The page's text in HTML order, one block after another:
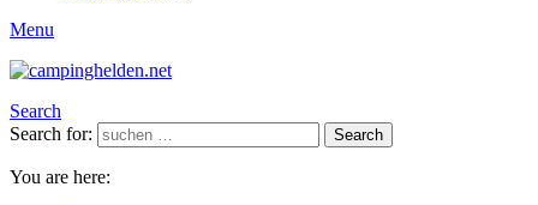
Menu
Search
Search for:
Search
You are here: